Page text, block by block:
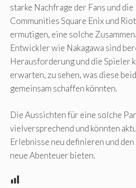
starke Nachfrage der Fans und
Communities Square Enix und
ermutigen, eine solche
Entwickler wie Nakagawa sind
Herausforderung und die Spieler
erwarten, zu sehen, was diese
gemeinsam schaffen könnten.
Die Aussichten für eine solche
vielversprechend und könnten
Erlebnisse neu definieren und
neue Abenteuer bieten.